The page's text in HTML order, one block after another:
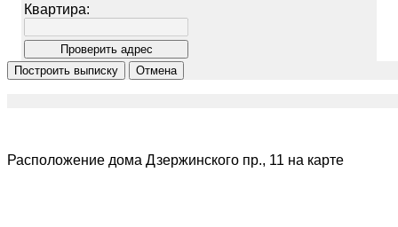
Квартира:
Расположение дома Дзержинского пр., 11 на карте